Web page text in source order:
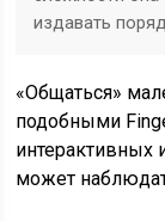
издавать
«Общаться»
подобными
интерактивных
может